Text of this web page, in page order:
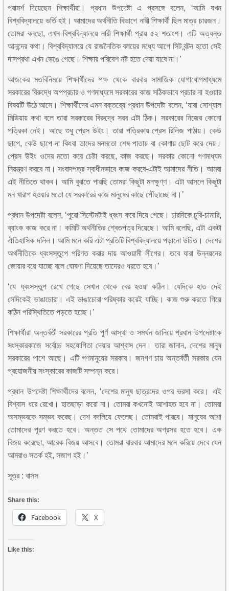
পরামর্শ দিয়েছেন শিক্ষার্থীরা। প্রধান উপদেষ্টা এ প্রসঙ্গে বলেন, ‘আমি যখন
বিশ্ববিদ্যালয়ে ভর্তি হই। আমাদের অর্থনীতি বিভাগে নারী শিক্ষার্থী ছিল মাত্র চারজন।
তোমরা বলছো, এখন বিশ্ববিদ্যালয়ে নারী শিক্ষার্থী প্রায় ৫২ শতাংশ। এটি অত্যন্ত
আনন্দের কথা। বিশ্ববিদ্যালয়ে যে রাজনৈতিক বলয়ের মধ্যে আগে সিট বন্টন হতো সেই
দাসপ্রথা এখন ভেঙে গেছে। শিক্ষার পরিবেশ নষ্ট হতে দেয়া যাবে না।’
আজকের মতবিনিময়ে শিক্ষার্থীদের পক্ষ থেকে বারবার সামাজিক যোগাযোগমাধ্যমে
সরকারের বিরুদ্ধে অপপ্রচার ও গণমাধ্যমে সরকারের কাজ সঠিকভাবে প্রচার না হওয়ার
বিষয়টি উঠে আসে। শিক্ষার্থীদের এমন বক্তব্যে প্রধান উপদেষ্টা বলেন, ‘যারা সোশ্যাল
মিডিয়ায় কথা বলে তারা সরকারের বিরুদ্ধে সরব এটা ঠিক। সরকারের নিজের কোনো
পত্রিকা নেই। আছে শুধু প্রেস উইং। তারা পত্রিকায় প্রেস রিলিজ পাঠায়। কেউ
ছাপে, কেউ ছাপে না কিংবা তাদের মনমতো শেষ পাতায় বা কোণায় ছোট করে দেয়।
প্রেস উইং ওদের মতো করে চেষ্টা করছে, কাজ করছে। সরকার কোনো গণমাধ্যম
নিয়ন্ত্রণ করবে না। সংবাদপত্র স্বাধীনভাবে কাজ করবে-এটাই আমাদের নীতি। আমরা
এই নীতিতে থাকব। আমি বুঝতে পারছি তোমরা কিছুটা মনক্ষুণ্ণ। এটা আসলে কিছুটা
মন খারাপ হওয়ার মতো যে সরকারের কাজ মানুষের কাছে পৌঁছাচ্ছে না।’
প্রধান উপদেষ্টা বলেন, ‘পুরো সিস্টেমটাই ধ্বংস করে দিয়ে গেছে। চারদিকে চুরি-চামারি,
ব্যাংক কাজ করে না। কমিটি অর্থনীতির শ্বেতপত্র দিয়েছে। আমি বলেছি, এটা একটা
ঐতিহাসিক দলিল। আমি মনে করি এটা প্রতিটি বিশ্ববিদ্যালয়ে পড়ানো উচিত। দেশের
অর্থনীতিকে ধ্বংসস্তুপে পরিণত করার দায় আওয়ামী লীগের। তবে যারা উন্নয়নের
জোয়ার বয়ে যাচ্ছে বলে ঘোষণা দিয়েছে তাদেরও ধরতে হবে।’
‘যে ধ্বংসস্তুপ রেখে গেছে সেখান থেকে বের হওয়া কঠিন। যেদিকে হাত দেই
সেদিকেই ভাঙাচোরা। এই ভাঙাচোরা পরিষ্কার করেই যাচ্ছি। কাজ শুরু করতে গিয়ে
কঠিন পরিস্থিতিতে পড়তে হচ্ছে।’
শিক্ষার্থীরা অন্তর্বর্তী সরকারের প্রতি পূর্ণ আস্থা ও সমর্থন জানিয়ে প্রধান উপদেষ্টাকে
সংস্কারকাজে সর্বোচ্চ সহযোগিতা দেয়ার আশ্বাস দেন। তারা জানান, দেশের মানুষ
সরকারের পাশে আছে। এটি গণমানুষের সরকার। জনগণ চায় অন্তর্বর্তী সরকার যেন
প্রয়োজনীয় সংস্কারের কাজটি সম্পন্ন করে।
প্রধান উপদেষ্টা শিক্ষার্থীদের বলেন, ‘দেশের মানুষ ছাত্রদের ওপর ভরসা করে। এই
বিশ্বাস ধরে রেখো। হাতছাড়া করো না। তোমরা কখনোই আশাহত হবে না। তোমরা
অসম্ভবকে সম্ভব করেছ। দেশ বদলিয়ে ফেলেছ। তোমরাই পারবে। মানুষের আশা
তোমাদের পূরণ করতে হবে। অন্তত সে পথে তোমাদের অগ্রসর হতে হবে। এক
বিজয় করেছো, আরেক বিজয় আসবে। তোমরা বারবার আমাদের মনে করিয়ে দেবে যেন
আমরাও সতর্ক হই, সজাগ হই।’
সূত্র : বাসস
Share this:
Facebook X
Like this: